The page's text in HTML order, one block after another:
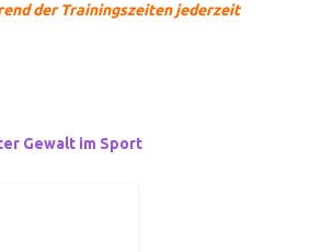
der Trainingszeiten jederzeit
Gewalt im Sport